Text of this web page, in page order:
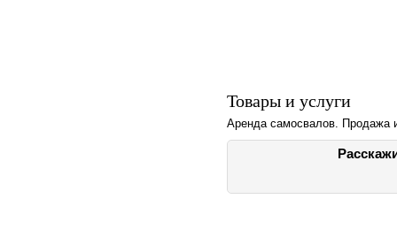
Товары и услуги
Аренда самосвалов. Продажа